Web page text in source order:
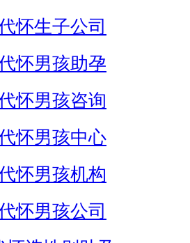
怀生子公司
怀男孩助孕
怀男孩咨询
怀男孩中心
怀男孩机构
怀男孩公司